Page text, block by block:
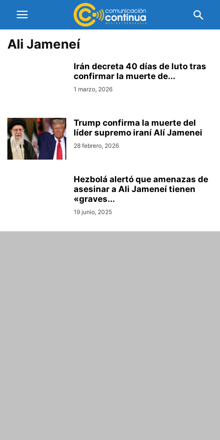
Ali Jameneí
Irán decreta 40 días de luto tras
confirmar la muerte de...
1 marzo, 2026
Trump confirma la muerte del
líder supremo iraní Alí Jamenei
28 febrero, 2026
Hezbolá alertó que amenazas de
asesinar a Ali Jameneí tienen
«graves...
19 junio, 2025